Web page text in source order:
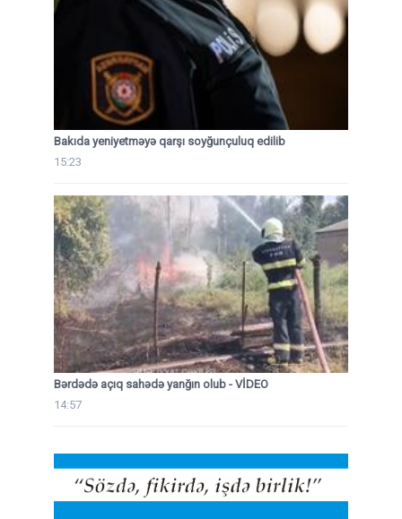
Bakıda yeniyetməyə qarşı soyğunçuluq edilib
15:23
Bərdədə açıq sahədə yanğın olub - VİDEO
14:57